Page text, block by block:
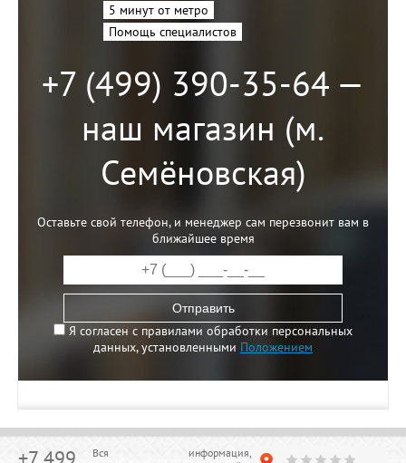
5 минут от метро
Помощь специалистов
+7 (499) 390-35-64 —
наш магазин (м.
Семёновская)
Оставьте свой телефон, и менеджер сам перезвонит вам в
ближайшее время
Отправить
Я согласен с правилами обработки персональных
данных, установленными Положением
Вся информация,